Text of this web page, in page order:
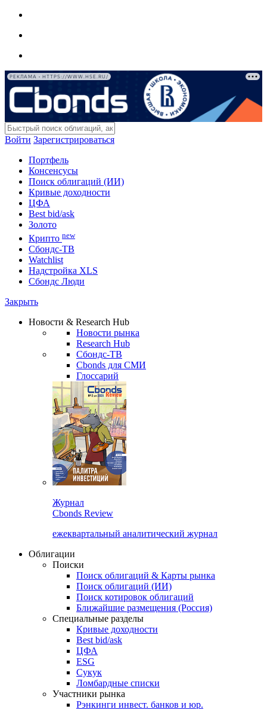
РЕКЛАМА • HTTPS://WWW.HSE.RU/
Войти Зарегистрироваться
Портфель
Консенсусы
Поиск облигаций (ИИ)
Кривые доходности
ЦФА
Best bid/ask
Золото
Крипто new
Сбондс-ТВ
Watchlist
Надстройка XLS
Сбондс Люди
Закрыть
Новости & Research Hub
Новости рынка
Research Hub
Сбондс-ТВ
Cbonds для СМИ
Глоссарий
Журнал
Cbonds Review
ежеквартальный аналитический журнал
Облигации
Поиски
Поиск облигаций & Карты рынка
Поиск облигаций (ИИ)
Поиск котировок облигаций
Ближайшие размещения (Россия)
Специальные разделы
Кривые доходности
Best bid/ask
ЦФА
ESG
Сукук
Ломбардные списки
Участники рынка
Рэнкинги инвест. банков и юр.